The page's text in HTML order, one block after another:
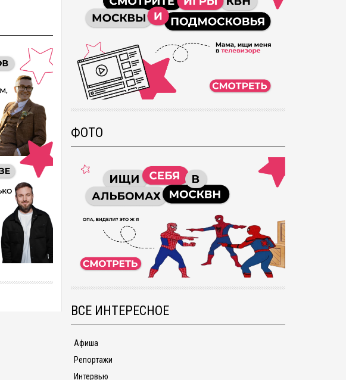
ФОТО
ВСЕ ИНТЕРЕСНОЕ
Афиша
Репортажи
Интервью